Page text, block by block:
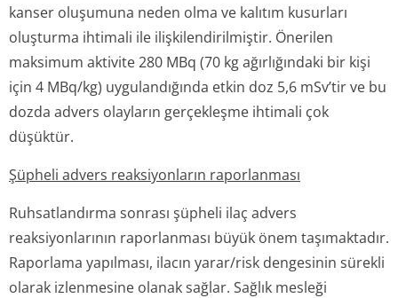
kanser oluşumuna neden olma ve kalıtım kusurları
oluşturma ihtimali ile ilişkilendiril­miştir. Önerilen
maksimum aktivite 280 MBq (70 kg ağırlığındaki bir kişi
için 4 MBq/kg) uygulandığında etkin doz 5,6 mSv’tir ve bu
dozda advers olayların gerçekleşme ihtimali çok
düşüktür.
Şüpheli advers reaksiyonların raporlanması
Ruhsatlandırma sonrası şüpheli ilaç advers
reaksiyonlarının raporlanması büyük önem taşımaktadır.
Raporlama yapılması, ilacın yarar/risk dengesinin sürekli
olarak izlenmesine olanak sağlar. Sağlık mesleği